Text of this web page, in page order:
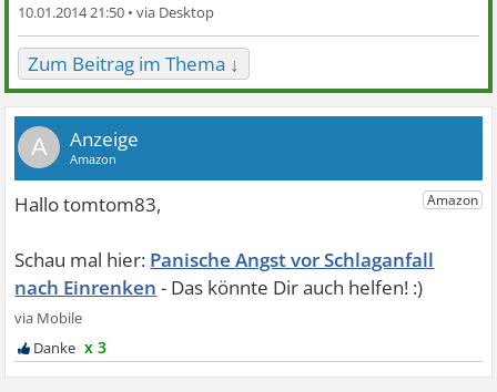
10.01.2014 21:50 •
Zum Beitrag im Thema ↓
A
Panische Angst vor Schlaganfall
nach Einrenken
x 3